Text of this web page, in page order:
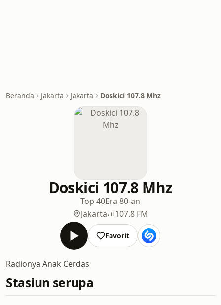
Beranda Jakarta Jakarta Doskici 107.8 Mhz
Doskici 107.8 Mhz
Top 40Era 80-an
Jakarta
107.8 FM
Favorit
Radionya Anak Cerdas
Stasiun serupa